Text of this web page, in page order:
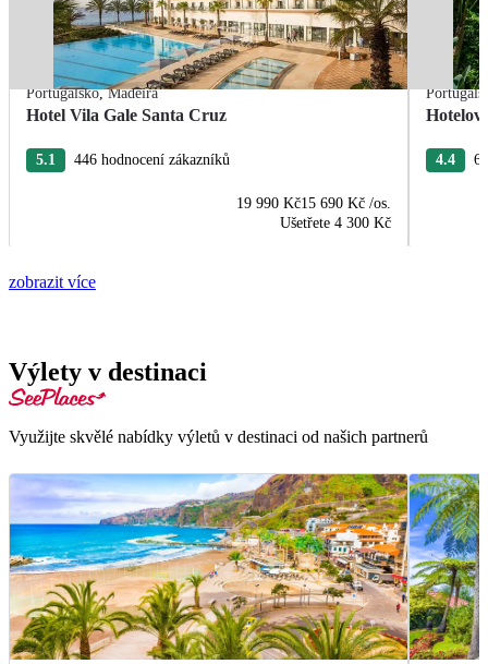
Portugalsko,Madeira
Hotel Vila Gale Santa Cruz
5.1 446 hodnocení zákazníků
19 990 Kč15 690 Kč /os.
Ušetřete 4 300 Kč
4.4
zobrazit více
Výlety v destinaci
Využijte skvělé nabídky výletů v destinaci od našich partnerů